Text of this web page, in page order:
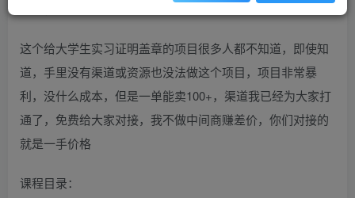
这个给大学生实习证明盖章的项目很多人都不知道，即使知
道，手里没有渠道或资源也没法做这个项目，项目非常暴
利，没什么成本，但是一单能卖100+，渠道我已经为大家打
通了，免费给大家对接，我不做中间商赚差价，你们对接的
就是一手价格
课程目录：